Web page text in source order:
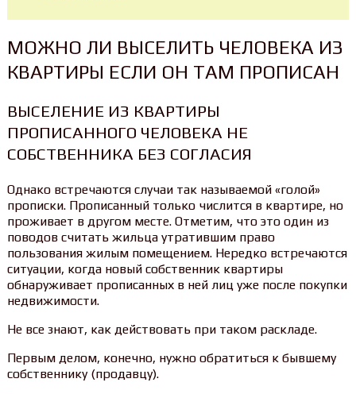
МОЖНО ЛИ ВЫСЕЛИТЬ ЧЕЛОВЕКА ИЗ
КВАРТИРЫ ЕСЛИ ОН ТАМ ПРОПИСАН
ВЫСЕЛЕНИЕ ИЗ КВАРТИРЫ
ПРОПИСАННОГО ЧЕЛОВЕКА НЕ
СОБСТВЕННИКА БЕЗ СОГЛАСИЯ
Однако встречаются случаи так называемой «голой»
прописки. Прописанный только числится в квартире, но
проживает в другом месте. Отметим, что это один из
поводов считать жильца утратившим право
пользования жилым помещением. Нередко встречаются
ситуации, когда новый собственник квартиры
обнаруживает прописанных в ней лиц уже после покупки
недвижимости.
Не все знают, как действовать при таком раскладе.
Первым делом, конечно, нужно обратиться к бывшему
собственнику (продавцу).